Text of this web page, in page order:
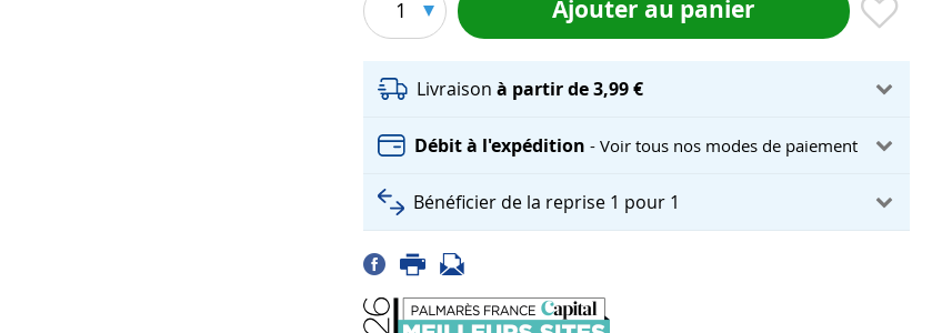
1 Ajouter au panier
Livraisonà partir de 3,99 €
Débit à l'expédition- Voir tous nos modes de paiement
Bénéficier de la reprise 1 pour 1